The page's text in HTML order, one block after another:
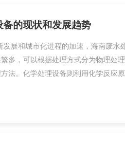
备的现状和发展趋势
发展和城市化进程的加速，海南废
多，可以根据处理方式分为物理处
法。化学处理设备则利用化学反应